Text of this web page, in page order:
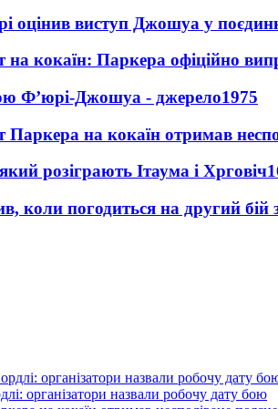
оцінив виступ Джошуа у
на кокаїн: Паркера офіційно
Ф’юрі-Джошуа - джерело1975
Паркера на кокаїн отримав
розіграють Ітаума і Хрговіч
коли погодиться на другий бій
організатори назвали робочу дату бою